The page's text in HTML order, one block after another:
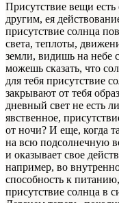
Присутствие вещи
другим, ея
присутствие солнца
света, теплоты,
земли, видишь на небе
можешь сказать, что
для тебя присутствие
закрывают от тебя
дневный свет не есть
явственное,
от ночи? И еще, когда
на всю подсолнечную
и оказывает свое
например, во
способность к
присутствие солнца в